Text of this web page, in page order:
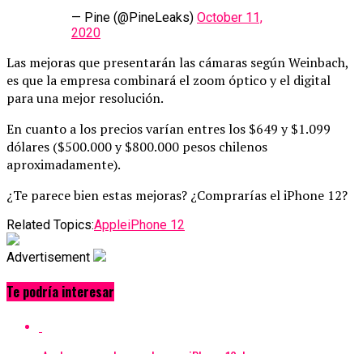
— Pine (@PineLeaks) October 11,
2020
Las mejoras que presentarán las cámaras según Weinbach,
es que la empresa combinará el zoom óptico y el digital
para una mejor resolución.
En cuanto a los precios varían entres los $649 y $1.099
dólares ($500.000 y $800.000 pesos chilenos
aproximadamente).
¿Te parece bien estas mejoras? ¿Comprarías el iPhone 12?
Related Topics:AppleiPhone 12
Advertisement
Te podría interesar